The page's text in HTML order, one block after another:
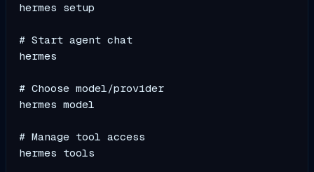
hermes setup
# Start agent chat
hermes
# Choose model/provider
hermes model
# Manage tool access
hermes tools